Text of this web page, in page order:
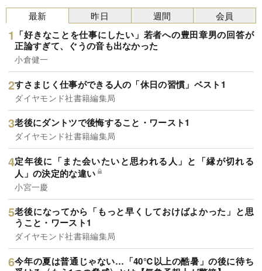
最新
「好きなことを仕事にしたい」若者への豊田章男の回答が
正論すぎて、ぐうの音も出なかった
小倉健一
すさまじく仕事ができる人の「休日の習慣」ベスト1
ダイヤモンド社書籍編集局
老後にダントツで後悔すること・ワースト1
ダイヤモンド社書籍編集局
定年後に「また会いたいと思われる人」と「縁が切れる
人」の決定的な違い
小宮一慶
老後になってから「もっと早くしておけばよかった」と思
うこと・ワースト1
ダイヤモンド社書籍編集局
今年の夏は普通じゃない…「40℃以上の酷暑」の後に待ち
昨日 週間 会員